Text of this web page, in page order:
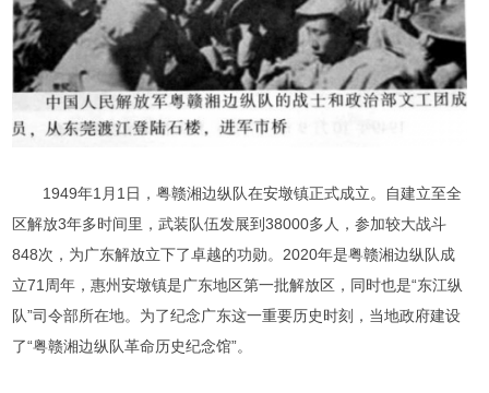
1949年1月1日，粤赣湘边纵队在安墩镇正式成立。自建立至全
区解放3年多时间里，武装队伍发展到38000多人，参加较大战斗
848次，为广东解放立下了卓越的功勋。2020年是粤赣湘边纵队成
立71周年，惠州安墩镇是广东地区第一批解放区，同时也是“东江纵
队”司令部所在地。为了纪念广东这一重要历史时刻，当地政府建设
了“粤赣湘边纵队革命历史纪念馆”。